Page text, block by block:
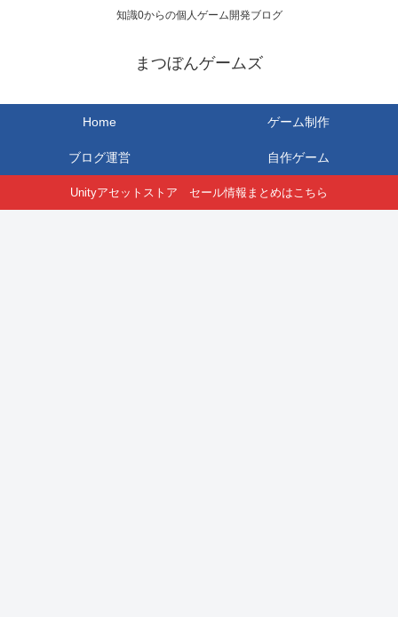
知識0からの個人ゲーム開発ブログ
まつぼんゲームズ
Home ゲーム制作
ブログ運営 自作ゲーム
Unityアセットストア セール情報まとめはこちら